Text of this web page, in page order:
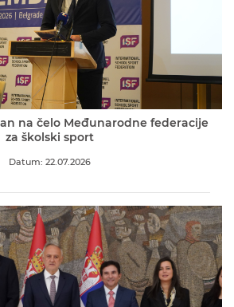
na čelo Međunarodne federacije
za školski sport
Datum: 22.07.2026